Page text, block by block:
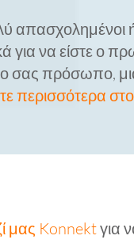
απασχολημένοι
για να είστε ο
πρόσωπο, μια
περισσότερα
μας Konnektγια